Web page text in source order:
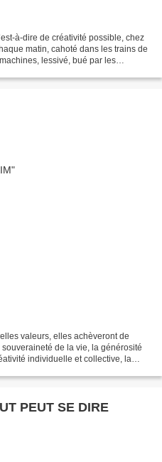
à-dire de créativité possible, chez
matin, cahoté dans les trains de
lessivé, bué par les
valeurs, elles achèveront de
de la vie, la générosité
individuelle et collective, la
PEUT SE DIRE